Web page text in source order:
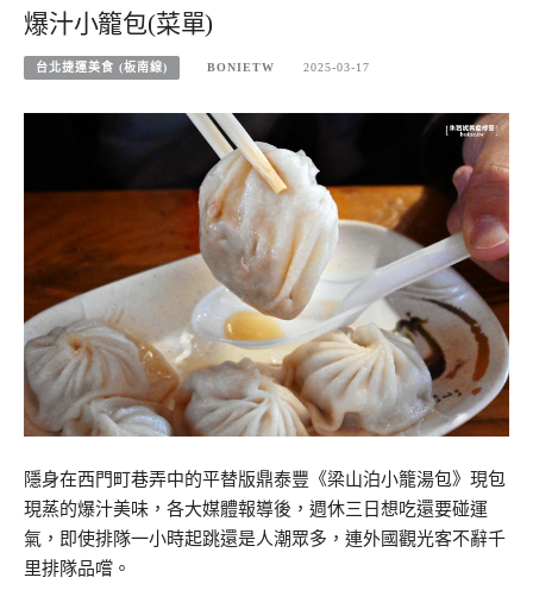
爆汁小籠包(菜單)
台北捷運美食 (板南線) BONIETW 2025-03-17
隱身在西門町巷弄中的平替版鼎泰豐《梁山泊小籠湯包》現包
現蒸的爆汁美味，各大媒體報導後，週休三日想吃還要碰運
氣，即使排隊一小時起跳還是人潮眾多，連外國觀光客不辭千
里排隊品嚐。